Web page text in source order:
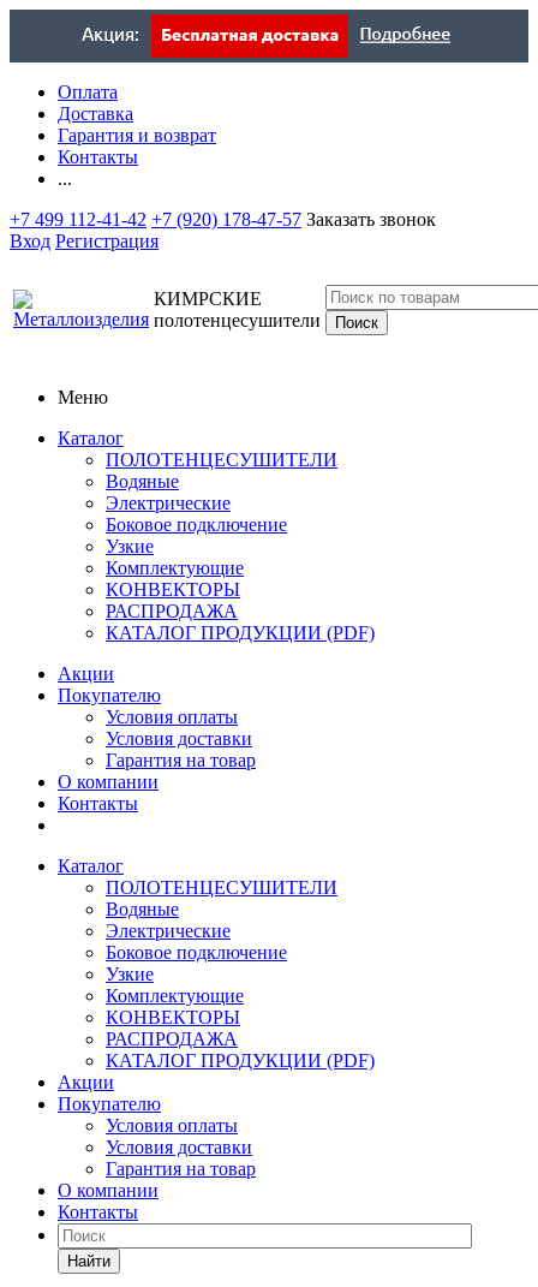
Оплата
Доставка
Гарантия и возврат
Контакты
...
+7 499 112-41-42 +7 (920) 178-47-57 Заказать звонок
Вход Регистрация
КИМРСКИЕ
полотенцесушители
Меню
Каталог
ПОЛОТЕНЦЕСУШИТЕЛИ
Водяные
Электрические
Боковое подключение
Узкие
Комплектующие
КОНВЕКТОРЫ
РАСПРОДАЖА
КАТАЛОГ ПРОДУКЦИИ (PDF)
Акции
Покупателю
Условия оплаты
Условия доставки
Гарантия на товар
О компании
Контакты
Каталог
ПОЛОТЕНЦЕСУШИТЕЛИ
Водяные
Электрические
Боковое подключение
Узкие
Комплектующие
КОНВЕКТОРЫ
РАСПРОДАЖА
КАТАЛОГ ПРОДУКЦИИ (PDF)
Акции
Покупателю
Условия оплаты
Условия доставки
Гарантия на товар
О компании
Контакты
Найти